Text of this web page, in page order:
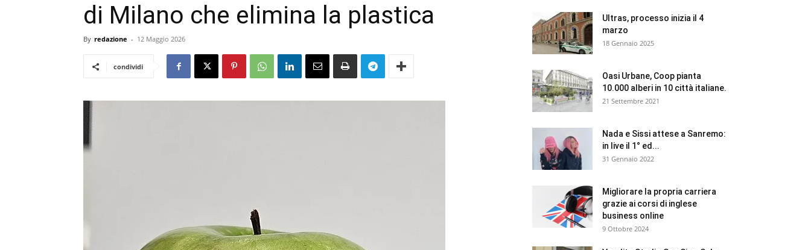
di Milano che elimina la plastica
By redazione - 12 Maggio 2026
condividi
Ultras, processo inizia il 4
marzo
18 Gennaio 2025
Oasi Urbane, Coop pianta
10.000 alberi in 10 città italiane.
21 Settembre 2021
Nada e Sissi attese a Sanremo:
in live il 1° ed...
31 Gennaio 2022
Migliorare la propria carriera
grazie ai corsi di inglese
business online
9 Ottobre 2024